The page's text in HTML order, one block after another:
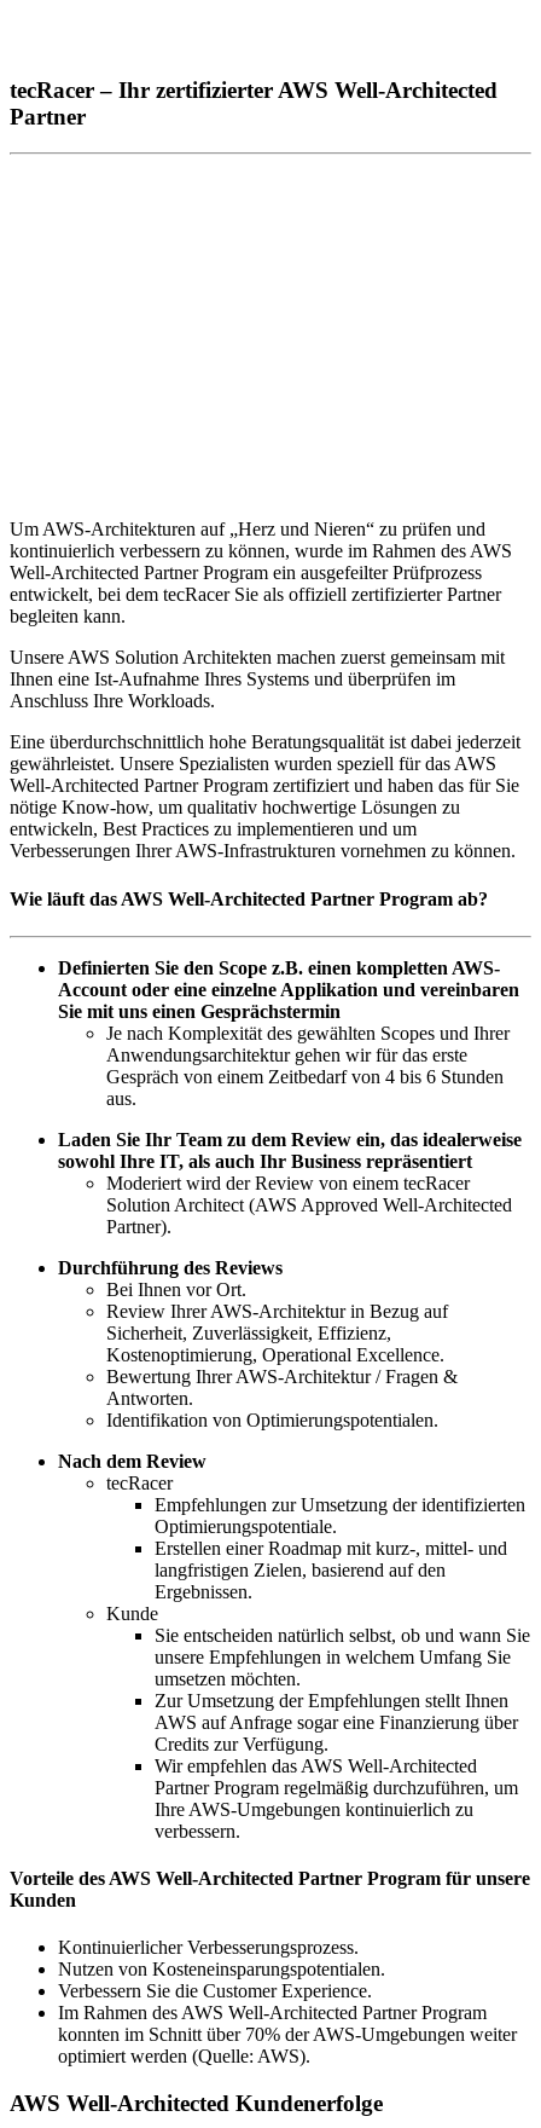
tecRacer – Ihr zertifizierter AWS Well-Architected
Partner
Um AWS-Architekturen auf „Herz und Nieren“ zu prüfen und
kontinuierlich verbessern zu können, wurde im Rahmen des AWS
Well-Architected Partner Program ein ausgefeilter Prüfprozess
entwickelt, bei dem tecRacer Sie als offiziell zertifizierter Partner
begleiten kann.
Unsere AWS Solution Architekten machen zuerst gemeinsam mit
Ihnen eine Ist-Aufnahme Ihres Systems und überprüfen im
Anschluss Ihre Workloads.
Eine überdurchschnittlich hohe Beratungsqualität ist dabei jederzeit
gewährleistet. Unsere Spezialisten wurden speziell für das AWS
Well-Architected Partner Program zertifiziert und haben das für Sie
nötige Know-how, um qualitativ hochwertige Lösungen zu
entwickeln, Best Practices zu implementieren und um
Verbesserungen Ihrer AWS-Infrastrukturen vornehmen zu können.
Wie läuft das AWS Well-Architected Partner Program ab?
Definierten Sie den Scope z.B. einen kompletten AWS-
Account oder eine einzelne Applikation und vereinbaren
Sie mit uns einen Gesprächstermin
Je nach Komplexität des gewählten Scopes und Ihrer
Anwendungsarchitektur gehen wir für das erste
Gespräch von einem Zeitbedarf von 4 bis 6 Stunden
aus.
Laden Sie Ihr Team zu dem Review ein, das idealerweise
sowohl Ihre IT, als auch Ihr Business repräsentiert
Moderiert wird der Review von einem tecRacer
Solution Architect (AWS Approved Well-Architected
Partner).
Durchführung des Reviews
Bei Ihnen vor Ort.
Review Ihrer AWS-Architektur in Bezug auf
Sicherheit, Zuverlässigkeit, Effizienz,
Kostenoptimierung, Operational Excellence.
Bewertung Ihrer AWS-Architektur / Fragen &
Antworten.
Identifikation von Optimierungspotentialen.
Nach dem Review
tecRacer
Empfehlungen zur Umsetzung der identifizierten
Optimierungspotentiale.
Erstellen einer Roadmap mit kurz-, mittel- und
langfristigen Zielen, basierend auf den
Ergebnissen.
Kunde
Sie entscheiden natürlich selbst, ob und wann Sie
unsere Empfehlungen in welchem Umfang Sie
umsetzen möchten.
Zur Umsetzung der Empfehlungen stellt Ihnen
AWS auf Anfrage sogar eine Finanzierung über
Credits zur Verfügung.
Wir empfehlen das AWS Well-Architected
Partner Program regelmäßig durchzuführen, um
Ihre AWS-Umgebungen kontinuierlich zu
verbessern.
Vorteile des AWS Well-Architected Partner Program für unsere
Kunden
Kontinuierlicher Verbesserungsprozess.
Nutzen von Kosteneinsparungspotentialen.
Verbessern Sie die Customer Experience.
Im Rahmen des AWS Well-Architected Partner Program
konnten im Schnitt über 70% der AWS-Umgebungen weiter
optimiert werden (Quelle: AWS).
AWS Well-Architected Kundenerfolge